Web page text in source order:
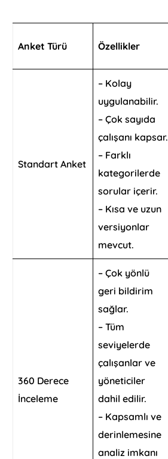
Anket Türü Özellikler
Standart Anket
– Kolay
uygulanabilir.
– Çok sayıda
çalışanı kapsar.
– Farklı
kategorilerde
sorular içerir.
– Kısa ve uzun
versiyonlar
mevcut.
360 Derece
İnceleme
– Çok yönlü
geri bildirim
sağlar.
– Tüm
seviyelerde
çalışanlar ve
yöneticiler
dahil edilir.
– Kapsamlı ve
derinlemesine
analiz imkanı